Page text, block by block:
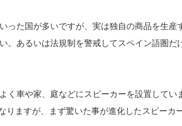
った国が多いですが、実は独自の商品を生産
。あるいは法規制を警戒してスペイン語圏だ
く車や家、庭などにスピーカーを設置してい
ますが、まず驚いた事が進化したスピーカ